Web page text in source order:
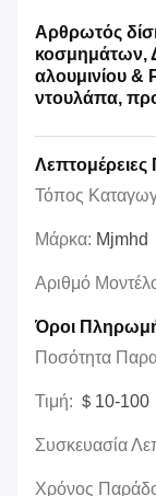
Αρθρωτός
κοσμημάτων,
αλουμινίου &
ντουλάπα,
Λεπτομέρειες
Τόπος
Μάρκα: Mjmhd
Αριθμό
Όροι
Ποσότητα
Τιμή: ＄10-100
Συσκευασία
Χρόνος